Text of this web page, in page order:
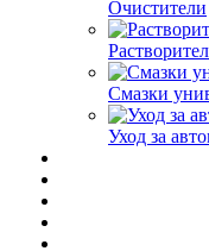
Очистители
Смазки
Уход за